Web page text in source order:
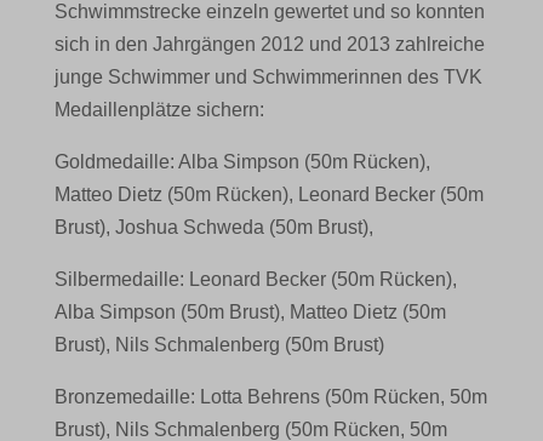
Schwimmstrecke einzeln gewertet und so konnten
sich in den Jahrgängen 2012 und 2013 zahlreiche
junge Schwimmer und Schwimmerinnen des TVK
Medaillenplätze sichern:
Goldmedaille: Alba Simpson (50m Rücken),
Matteo Dietz (50m Rücken), Leonard Becker (50m
Brust), Joshua Schweda (50m Brust),
Silbermedaille: Leonard Becker (50m Rücken),
Alba Simpson (50m Brust), Matteo Dietz (50m
Brust), Nils Schmalenberg (50m Brust)
Bronzemedaille: Lotta Behrens (50m Rücken, 50m
Brust), Nils Schmalenberg (50m Rücken, 50m